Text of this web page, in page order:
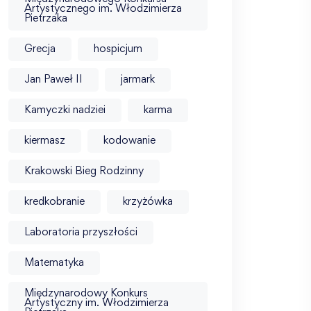
Artystycznego im. Włodzimierza
Pietrzaka
Grecja hospicjum
Jan Paweł II jarmark
Kamyczki nadziei karma
kiermasz kodowanie
Krakowski Bieg Rodzinny
kredkobranie krzyżówka
Laboratoria przyszłości
Matematyka
Międzynarodowy Konkurs
Artystyczny im. Włodzimierza